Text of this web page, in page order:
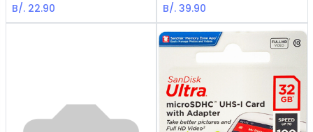
B/. 22.90
B/. 39.90